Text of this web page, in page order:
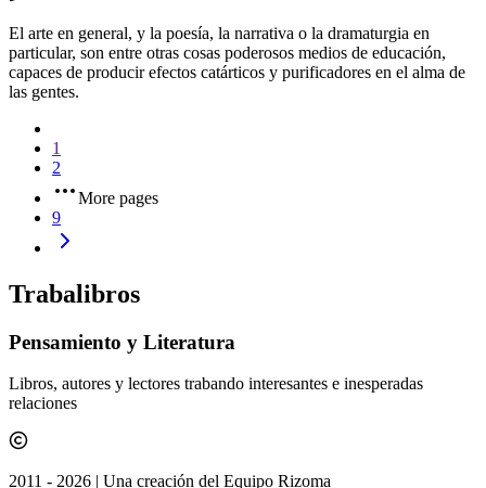
El arte en general, y la poesía, la narrativa o la dramaturgia en
particular, son entre otras cosas poderosos medios de educación,
capaces de producir efectos catárticos y purificadores en el alma de
las gentes.
1
2
More pages
9
Trabalibros
Pensamiento y Literatura
Libros, autores y lectores trabando interesantes e inesperadas
relaciones
2011 - 2026 | Una creación del Equipo Rizoma